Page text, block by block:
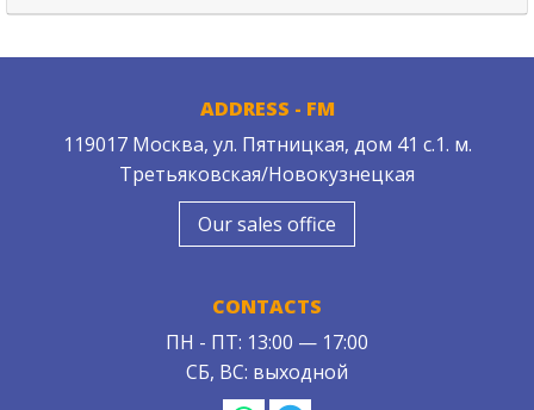
ADDRESS - FM
119017 Москва, ул. Пятницкая, дом 41 с.1. м.
Третьяковская/Новокузнецкая
Our sales office
CONTACTS
ПН - ПТ: 13:00 — 17:00
СБ, ВС: выходной